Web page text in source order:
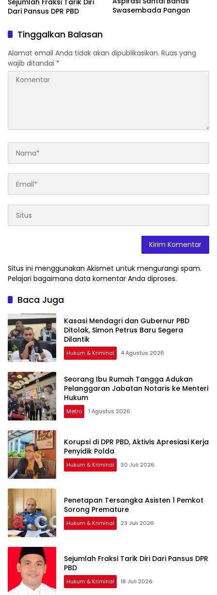
Sejumlah Fraksi Tarik Diri
Dari Pansus DPR PBD
Swasembada Pangan
Tinggalkan Balasan
Alamat email Anda tidak akan dipublikasikan. Ruas yang
wajib ditandai *
Situs ini menggunakan Akismet untuk mengurangi spam.
Pelajari bagaimana data komentar Anda diproses.
Baca Juga
Kasasi Mendagri dan Gubernur PBD
Ditolak, Simon Petrus Baru Segera
Dilantik
Hukum & Kriminal 4 Agustus 2026
Seorang Ibu Rumah Tangga Adukan
Pelanggaran Jabatan Notaris ke Menteri
Hukum
Metro 1 Agustus 2026
Korupsi di DPR PBD, Aktivis Apresiasi Kerja
Penyidik Polda
Hukum & Kriminal 30 Juli 2026
Penetapan Tersangka Asisten 1 Pemkot
Sorong Premature
Hukum & Kriminal 23 Juli 2026
Sejumlah Fraksi Tarik Diri Dari Pansus DPR
PBD
Hukum & Kriminal 18 Juli 2026